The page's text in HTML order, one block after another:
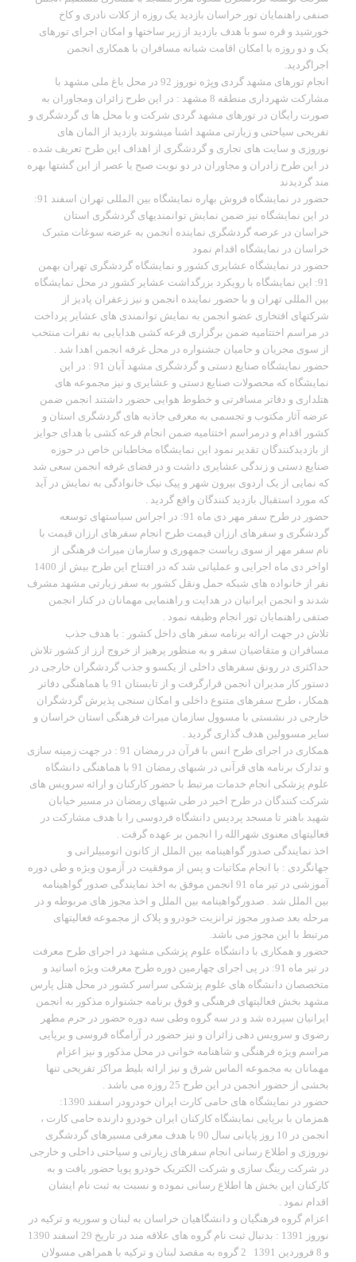
صنفی راهنمایان تور خراسان بازدید یک روزه از کلات نادری و کاخ
خورشید و قره سو با هدف بازدید از زیر ساختها و امکان اجرای تورهای
یک و دو روزه با امکان اقامت شبانه مسافران با همکاری انجمن
اجراگردید.
انجام تورهای مشهد گردی ویِژه نوروز 92 در محل باغ ملی مشهد با
مشارکت شهرداری منطقه 8 مشهد : در این طرح زائران ومجاوران به
صورت رایگان در تورهای مشهد گردی شرکت و با محل ها ی گردشگری و
تفریحی سیاحتی و زیارتی مشهد اشنا میشوند بازدید از المان های
نوروزی و سایت های تجاری و گردشگری از اهداف این طرح تعریف شده .
در این طرح زادران و مجاوران در دو نوبت صبح یا عصر از این گشتها بهره
مند گردیدند
حضور در نمایشگاه فروش بهاره نمایشگاه بین المللی تهران اسفند 91:
در این نمایشگاه نیز ضمن نمایش توانمندیهای گردشگری استان
خراسان در عرصه گردشگری نماینده انجمن به عرضه سوغات متبرک
خراسان در نمایشگاه اقدام نمود
حضور در نمایشگاه عشایری کشور و نمایشگاه گردشگری تهران بهمن
91: این نمایشگاه با رویکرد بزرگداشت عشایر کشور در محل نمایشگاه
بین المللی تهران و با حضور نماینده انجمن و نیز زعفران پادیز از
شرکتهای افتخاری عضو انجمن به نمایش توانمندی های عشایر پرداخت
در مراسم اختتامیه ضمن برگزاری قرعه کشی هدایایی به نفرات منتخب
از سوی مجریان و حامیان جشنواره در محل غرفه انجمن اهدا شد .
حضور نمایشگاه صنایع دستی و گردشگری مشهد آبان 91 : در این
نمایشگاه که محصولات صنایع دستی و عشایری و نیز مجموعه های
هتلداری و دفاتر مسافرتی و خطوط هوایی حضور داشتند انجمن ضمن
عرضه آثار مکتوب و تجسمی به معرفی جاذبه های گردشگری استان و
کشور اقدام و درمراسم اختتامیه ضمن انجام قرعه کشی با هدای جوایز
از بازدیدکنندگان تقدیر نمود این نمایشگاه مخاطبانن خاص در حوزه
صنایع دستی و زندگی عشایری داشت و در فضای غرفه انجمن سعی شد
که نمایی از یک اردوی بیرون شهر و پیک نیک خانوادگی به نمایش در آید
که مورد استقبال بازدید کنندگان واقع گردید .
حضور در طرح سفر مهر دی ماه 91: در اجراس سیاستهای توسعه
گردشگری و سفرهای ارزان قیمت طرح انجام سفرهای ارزان قیمت با
نام سفر مهر از سوی ریاست جمهوری و سازمان میراث فرهنگی از
اواخر دی ماه اجرایی و عملیاتی شد که در افتتاح این طرح بیش از 1400
نفر از خانواده های شبکه حمل ونقل کشور به سفر زیارتی مشهد مشرف
شدند و انجمن ایرانیان در هدایت و راهنمایی مهمانان در کنار انجمن
صتفی راهنمایان تور انجام وظیفه نمود .
تلاش در جهت ارائه برنامه سفر های داخل کشور : با هدف جذب
مسافران و متقاضیان سفر و به منظور پرهیز از خروج ارز از کشور تلاش
حداکثری در رونق سفرهای داخلی از یکسو و جذب گردشگران خارجی در
دستور کار مدیران انجمن قرارگرفت و از تابستان 91 با هماهنگی دفاتر
همکار ، طرح سفرهای متنوع داخلی و امکان سنجی پذیرش گردشگران
خارجی در نشستی با مسوول سازمان میراث فرهنگی استان خراسان و
سایر مسوولین هدف گذاری گردید .
همکاری در اجرای طرح انس با قرآن در رمضان 91 : در جهت زمینه سازی
و تدارک برنامه های قرآنی در شبهای رمضان 91 با هماهنگی دانشگاه
علوم پزشکی انجام خدمات مرتبط با حضور کارکنان و ارائه سرویس های
شرکت کنندگان در طرح اخیر در طی شبهای رمضان در مسیر خیابان
شهید باهنر تا مسجد پردیس دانشگاه فردوسی را با هدف مشارکت در
فعالیتهای معنوی شهرالله را انجمن بر عهده گرفت .
اخذ نمایندگی صدور گواهینامه بین الملل از کانون اتومبیلرانی و
جهانگردی : با انجام مکاتبات و پس از موفقیت در آزمون ویژه و طی دوره
آموزشی در تیر ماه 91 انجمن موفق به اخذ نمایندگی صدور گواهینامه
بین الملل شد . صدورگواهینامه بین الملل و اخذ مجوز های مربوطه و در
مرحله بعد صدور مجوز ترانزیت خودرو و پلاک از مجموعه فعالیتهای
مرتبط با این مجوز می باشد.
حضور و همکاری با دانشگاه علوم پزشکی مشهد در اجرای طرح معرفت
در تیر ماه 91: در پی اجرای چهارمین دوره طرح معرفت ویژه اساتید و
متخصصان دانشگاه های علوم پزشکی سراسر کشور در محل هتل پارس
مشهد بخش فعالیتهای فرهنگی و فوق برنامه جشنواره مذکور به انجمن
ایرانیان سپرده شد و در سه گروه وطی سه دوره حضور در حرم مطهر
رضوی و سرویس دهی زائران و نیز حضور در آرامگاه فروسی و برپایی
مراسم ویژه فرهنگی و شاهنامه خوانی در محل مذکور و نیز اعزام
مهمانان به مجموعه الماس شرق و نیز ارائه بلیط مراکز تفریحی تنها
بخشی از حضور انجمن در این طرح 25 روزه می باشد .
حضور در نمایشگاه های حامی کارت ایران خودرودر اسفند 1390:
همزمان با برپایی نمایشگاه کارکنان ایران خودرو دارنده حامی کارت ،
انجمن در 10 روز پایانی سال 90 با هدف معرفی مسیرهای گردشگری
نوروزی و اطلاع رسانی انجام سفرهای زیارتی و سیاحتی داخلی و خارجی
در شرکت رینگ سازی و شرکت الکتریک خودرو پویا حضور یافت و به
کارکنان این بخش ها اطلاع رسانی نموده و نسبت به ثبت نام ایشان
اقدام نمود .
اعزام گروه فرهنگیان و دانشگاهیان خراسان به لبنان و سوریه و ترکیه در
نوروز 1391 : بدنبال ثبت نام گروه های علاقه مند در تاریخ 29 اسفند 1390
و 8 فروردین 1391 2 گروه به مقصد لبنان و ترکیه با همراهی مسولان